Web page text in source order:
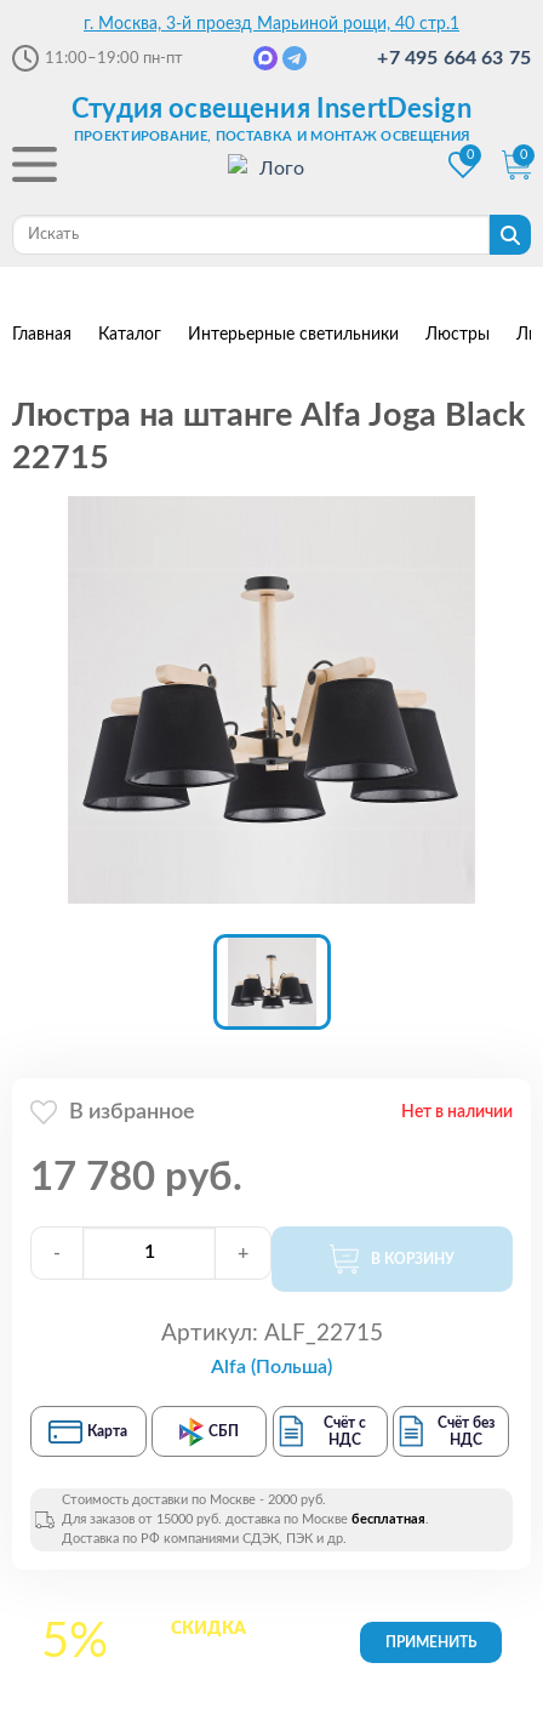
г. Москва, 3-й проезд Марьиной рощи, 40 стр.1
11:00–19:00 пн-пт +7 495 664 63 75
Студия освещения InsertDesign
ПРОЕКТИРОВАНИЕ, ПОСТАВКА И МОНТАЖ ОСВЕЩЕНИЯ
0
0
Главная Каталог Интерьерные светильники Люстры
Люстра на штанге Alfa Joga Black
22715
В избранное Нет в наличии
17 780 руб.
- + В КОРЗИНУ
Артикул: ALF_22715
Alfa (Польша)
Карта СБП
Счёт с
НДС
Счёт без
НДС
Стоимость доставки по Москве - 2000 руб.
Для заказов от 15000 руб. доставка по Москве бесплатная.
Доставка по РФ компаниями СДЭК, ПЭК и др.
5% СКИДКАна все